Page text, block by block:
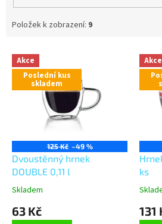
Položek k zobrazení: 9
V Akce
Poslední kus
skladem
125 Kč –49 %
Dvoustěnný hrnek
DOUBLE 0,11 l
Skladem
63 Kč
Akce
ks
131